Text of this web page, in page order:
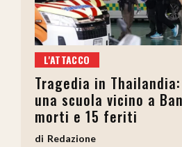
L'ATTACCO
Tragedia in
una scuola vicino a
morti e 15 feriti
Redazione